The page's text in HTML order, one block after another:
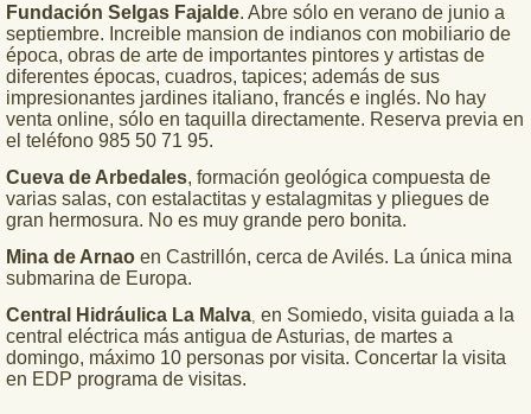
Fundación Selgas Fajalde. Abre sólo en verano de junio a
septiembre. Increible mansion de indianos con mobiliario de
época, obras de arte de importantes pintores y artistas de
diferentes épocas, cuadros, tapices; además de sus
impresionantes jardines italiano, francés e inglés. No hay
venta online, sólo en taquilla directamente. Reserva previa en
el teléfono 985 50 71 95.
Cueva de Arbedales, formación geológica compuesta de
varias salas, con estalactitas y estalagmitas y pliegues de
gran hermosura. No es muy grande pero bonita.
Mina de Arnao en Castrillón, cerca de Avilés. La única mina
submarina de Europa.
Central Hidráulica La Malva en Somiedo, visita guiada a la
central eléctrica más antigua de Asturias, de martes a
domingo, máximo 10 personas por visita. Concertar la visita
en EDP programa de visitas.